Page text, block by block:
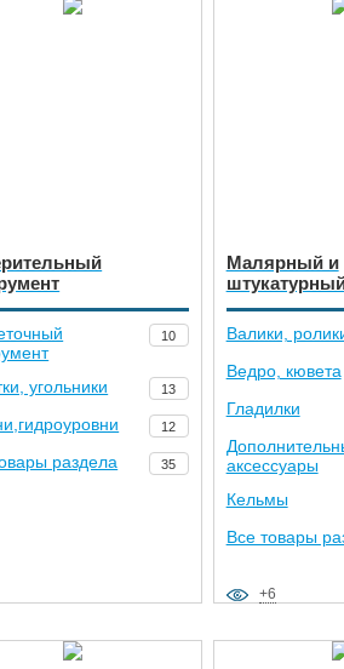
10
угольники 13
12
раздела 35
Малярный и
Валики,
Ведро, кювета
Гладилки
аксессуары
Кельмы
Все товары
+6